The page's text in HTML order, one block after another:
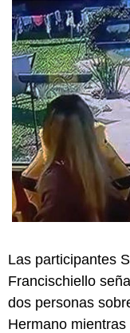
Las participantes
Francischiello
dos personas
Hermano